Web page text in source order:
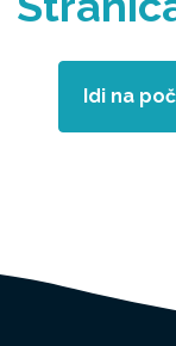
Idi na